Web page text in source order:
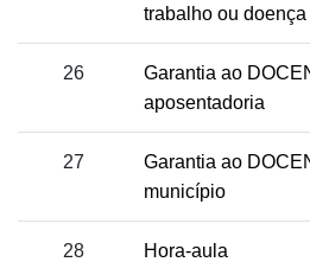
trabalho ou doença
26
Garantia ao
aposentadoria
27
Garantia ao
município
28 Hora-aula